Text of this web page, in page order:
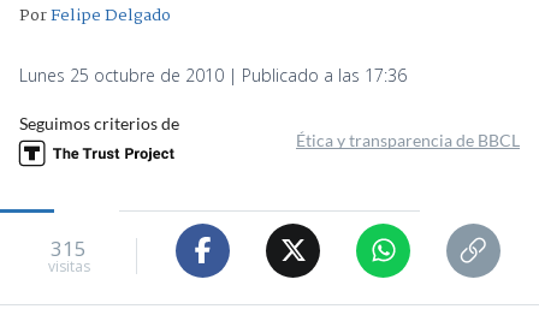
PorFelipe Delgado
Lunes 25 octubre de 2010 | Publicado a las 17:36
Seguimos criterios de
Ética y transparencia de BBCL
315
visitas